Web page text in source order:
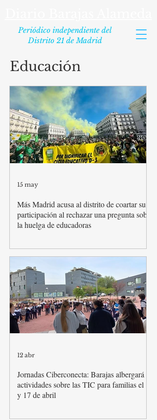
Periódico independiente del
Distrito 21 de Madrid
Educación
Más Madrid acusa al distrito de coartar su
participación al rechazar una pregunta sobre
la huelga de educadoras
15 may
Jornadas Ciberconecta: Barajas albergará
actividades sobre las TIC para familias el 16
y 17 de abril
12 abr